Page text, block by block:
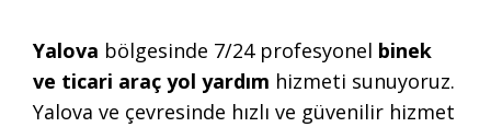
Yalova bölgesinde 7/24 profesyonel binek
ve ticari araç yol yardım hizmeti sunuyoruz.
Yalova ve çevresinde hızlı ve güvenilir hizmet